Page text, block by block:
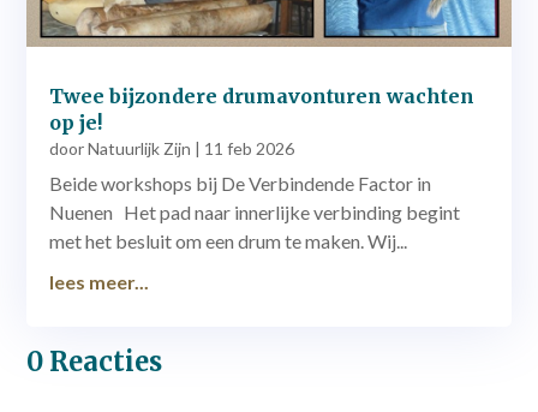
Twee bijzondere drumavonturen wachten
op je!
doorNatuurlijk Zijn | 11 feb 2026
Beide workshops bij De Verbindende Factor in
Nuenen Het pad naar innerlijke verbinding begint
met het besluit om een drum te maken. Wij...
lees meer...
0 Reacties